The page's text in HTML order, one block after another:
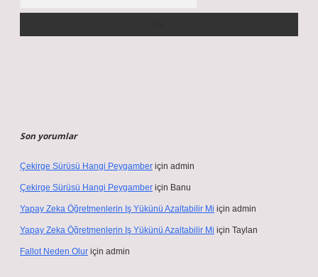
Son yorumlar
Çekirge Sürüsü Hangi Peygamber için admin
Çekirge Sürüsü Hangi Peygamber için Banu
Yapay Zeka Öğretmenlerin Iş Yükünü Azaltabilir Mi için admin
Yapay Zeka Öğretmenlerin Iş Yükünü Azaltabilir Mi için Taylan
Fallot Neden Olur için admin